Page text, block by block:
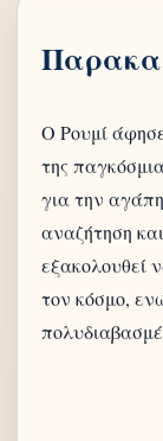
Ο Ρουμί
της
για την
αναζήτηση
εξακολουθεί
τον κόσμο,